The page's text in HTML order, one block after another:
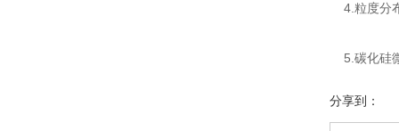
4.粒度分
5.碳化硅
分享到：